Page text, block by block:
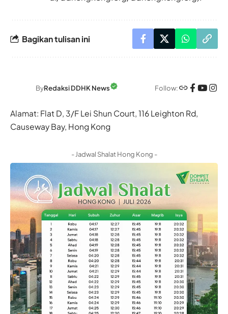
Bagikan tulisan ini
ByRedaksi DDHK News Follow:
Alamat: Flat D, 3/F Lei Shun Court, 116 Leighton Rd,
Causeway Bay, Hong Kong
- Jadwal Shalat Hong Kong -